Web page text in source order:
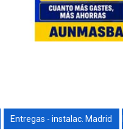
Entregas - instalac. Madrid